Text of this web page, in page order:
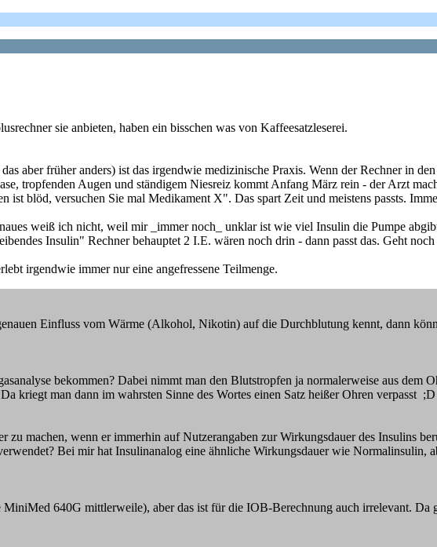
sie anbieten, haben ein bisschen was von Kaffeesatzleserei.
aber früher anders) ist das irgendwie medizinische Praxis. Wenn der Rechner in
tropfenden Augen und ständigem Niesreiz kommt Anfang März rein - der Arzt
blöd, versuchen Sie mal Medikament X". Das spart Zeit und meistens passts.
weiß ich nicht, weil mir _immer noch_ unklar ist wie viel Insulin die Pumpe
Insulin" Rechner behauptet 2 I.E. wären noch drin - dann passt das. Geht
irgendwie immer nur eine angefressene Teilmenge.
Einfluss vom Wärme (Alkohol, Nikotin) auf die Durchblutung kennt, dann
bekommen? Dabei nimmt man den Blutstropfen ja normalerweise aus dem
kriegt man dann im wahrsten Sinne des Wortes einen Satz heißer Ohren verpasst ;D
machen, wenn er immerhin auf Nutzerangaben zur Wirkungsdauer des Insulins
Bei mir hat Insulinanalog eine ähnliche Wirkungsdauer wie Normalinsulin,
640G mittlerweile), aber das ist für die IOB-Berechnung auch irrelevant. Da